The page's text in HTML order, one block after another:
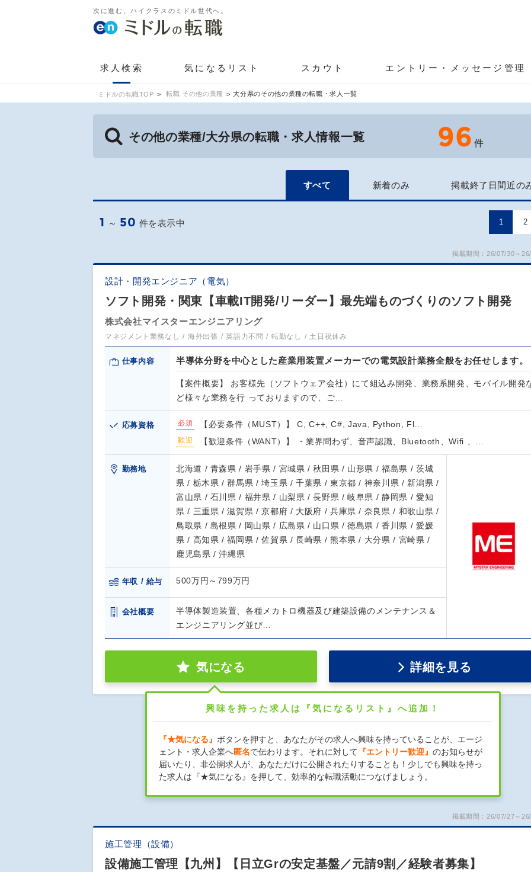
次に進む、ハイクラスのミドル世代へ。
求人検索 気になるリスト スカウト エントリー・メッセージ管理
ミドルの転職TOP 転職 その他の業種 大分県のその他の業種の転職・求人一覧
その他の業種/大分県の転職・求人情報一覧 96 件
すべて 新着のみ 掲載終了日間近の
1 ～ 50 件を表示中 1 2
掲載期間：26/07/30～
設計・開発エンジニア（電気）
ソフト開発・関東【車載IT開発/リーダー】最先端ものづくりのソフト開発
株式会社マイスターエンジニアリング
マネジメント業務なし 海外出張 英語力不問 転勤なし 土日祝休み
仕事内容 半導体分野を中心とした産業用装置メーカーでの電気設計業務全般をお任せします。
【案件概要】 お客様先（ソフトウェア会社）にて組込み開発、業務系開発、モバイル開発
ど様々な業務を行 っておりますので、ご…
応募資格 必須 【必要条件（MUST）】 C, C++, C#, Java, Python, Fl…
歓迎 【歓迎条件（WANT）】 ・業界問わず、音声認識、Bluetooth、Wifi 、…
勤務地
北海道 / 青森県 / 岩手県 / 宮城県 / 秋田県 / 山形県 / 福島県 / 茨城
県 / 栃木県 / 群馬県 / 埼玉県 / 千葉県 / 東京都 / 神奈川県 / 新潟県 /
富山県 / 石川県 / 福井県 / 山梨県 / 長野県 / 岐阜県 / 静岡県 / 愛知
県 / 三重県 / 滋賀県 / 京都府 / 大阪府 / 兵庫県 / 奈良県 / 和歌山県 /
鳥取県 / 島根県 / 岡山県 / 広島県 / 山口県 / 徳島県 / 香川県 / 愛媛
県 / 高知県 / 福岡県 / 佐賀県 / 長崎県 / 熊本県 / 大分県 / 宮崎県 /
鹿児島県 / 沖縄県
年収 / 給与 500万円～799万円
会社概要
半導体製造装置、各種メカトロ機器及び建築設備のメンテナンス＆
エンジニアリング並び…
気になる 詳細を見る
興味を持った求人は『気になるリスト』へ追加！
『★気になる』 ボタンを押すと、あなたがその求人へ興味を持っていることが、エージ
ェント・求人企業へ匿名で伝わります。それに対して 『エントリー歓迎』 のお知らせが
届いたり、非公開求人が、あなただけに公開されたりすることも！少しでも興味を持っ
た求人は『★気になる』を押して、効率的な転職活動につなげましょう。
掲載期間：26/07/27～
施工管理（設備）
設備施工管理【九州】【日立Grの安定基盤／元請9割／経験者募集】